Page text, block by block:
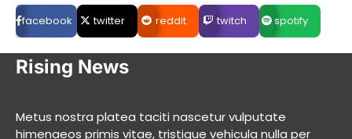
facebook twitter reddit twitch spotify
Rising News
Metus nostra platea taciti nascetur vulputate
himenaeos primis vitae, tristique vehicula nulla per